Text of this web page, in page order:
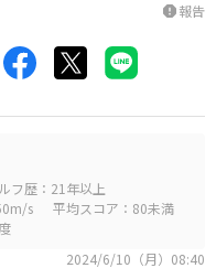
report報告
フ歴：21年以上
s
平均スコア：80未満
2024/6/10（月）08:40